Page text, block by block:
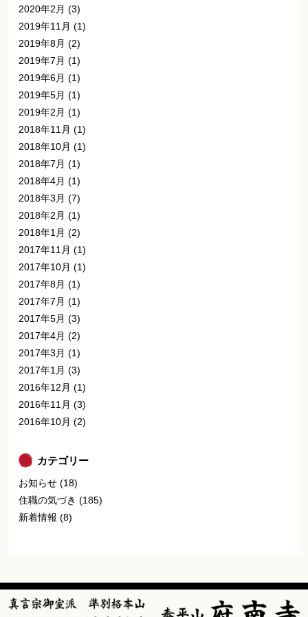
2020年2月 (3)
2019年11月 (1)
2019年8月 (2)
2019年7月 (1)
2019年6月 (1)
2019年5月 (1)
2019年2月 (1)
2018年11月 (1)
2018年10月 (1)
2018年7月 (1)
2018年4月 (1)
2018年3月 (7)
2018年2月 (1)
2018年1月 (2)
2017年11月 (1)
2017年10月 (1)
2017年8月 (1)
2017年7月 (1)
2017年5月 (3)
2017年4月 (2)
2017年3月 (1)
2017年1月 (3)
2016年12月 (1)
2016年11月 (3)
2016年10月 (2)
カテゴリー
お知らせ (18)
住職の気づき (185)
新着情報 (8)